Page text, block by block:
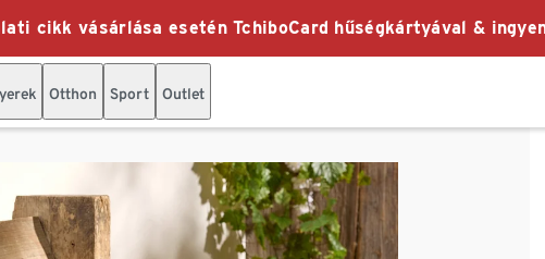
cikk vásárlása esetén TchiboCard hűségkártyával &
Otthon Sport Outlet